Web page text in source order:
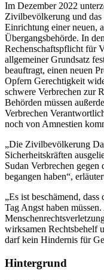
Im Dezember 2022
Zivilbevölkerung und
Einrichtung einer neuen,
Übergangsbehörde. In
Rechenschaftspflicht für
allgemeiner Grundsatz
beauftragt, einen neuen
Opfern Gerechtigkeit
schwere Verbrechen zur
Behörden müssen
Verbrechen
noch von Amnestien
„Die Zivilbevölkerung
Sicherheitskräften
Sudan Verbrechen
begangen haben“,
„Es ist beschämend,
Tag Angst haben
wirksamen Rechtsbehelf
darf kein Hindernis für
Hintergrund